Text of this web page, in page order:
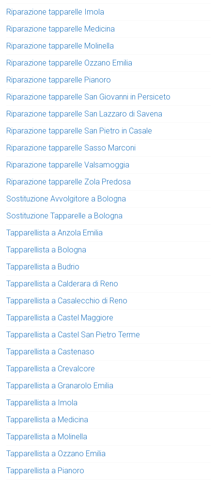
Riparazione tapparelle Imola
Riparazione tapparelle Medicina
Riparazione tapparelle Molinella
Riparazione tapparelle Ozzano Emilia
Riparazione tapparelle Pianoro
Riparazione tapparelle San Giovanni in Persiceto
Riparazione tapparelle San Lazzaro di Savena
Riparazione tapparelle San Pietro in Casale
Riparazione tapparelle Sasso Marconi
Riparazione tapparelle Valsamoggia
Riparazione tapparelle Zola Predosa
Sostituzione Avvolgitore a Bologna
Sostituzione Tapparelle a Bologna
Tapparellista a Anzola Emilia
Tapparellista a Bologna
Tapparellista a Budrio
Tapparellista a Calderara di Reno
Tapparellista a Casalecchio di Reno
Tapparellista a Castel Maggiore
Tapparellista a Castel San Pietro Terme
Tapparellista a Castenaso
Tapparellista a Crevalcore
Tapparellista a Granarolo Emilia
Tapparellista a Imola
Tapparellista a Medicina
Tapparellista a Molinella
Tapparellista a Ozzano Emilia
Tapparellista a Pianoro